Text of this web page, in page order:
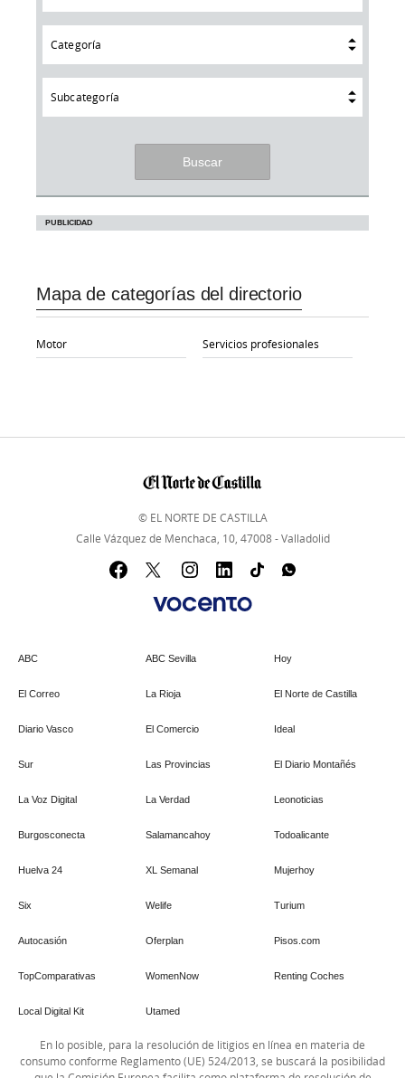
Categoría
Subcategoría
Mapa de categorías del directorio
Motor Servicios profesionales
© EL NORTE DE CASTILLA
Calle Vázquez de Menchaca, 10, 47008 - Valladolid
ABC ABC Sevilla Hoy
El Correo La Rioja El Norte de Castilla
Diario Vasco El Comercio Ideal
Sur Las Provincias El Diario Montañés
La Voz Digital La Verdad Leonoticias
Burgosconecta Salamancahoy Todoalicante
Huelva 24 XL Semanal Mujerhoy
Six Welife Turium
Autocasión Oferplan Pisos.com
TopComparativas WomenNow Renting Coches
Local Digital Kit Utamed
En lo posible, para la resolución de litigios en línea en materia de
consumo conforme Reglamento (UE) 524/2013, se buscará la posibilidad